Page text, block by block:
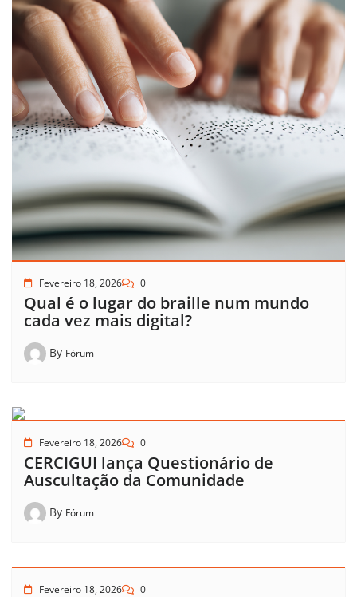
Fevereiro 18, 2026 0
Qual é o lugar do braille num mundo
cada vez mais digital?
By Fórum
Fevereiro 18, 2026 0
CERCIGUI lança Questionário de
Auscultação da Comunidade
By Fórum
Fevereiro 18, 2026 0